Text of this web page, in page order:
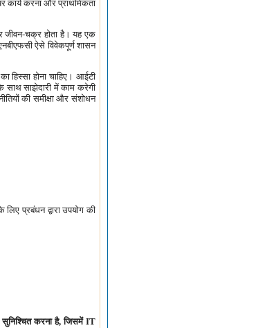
कार्य करना और प्राथमिकता
जीवन-चक्र होता है। यह एक
ऐसे विवेकपूर्ण शासन
होना चाहिए। आईटी
साथ साझेदारी में काम करेगी
की समीक्षा और संशोधन
प्रबंधन द्वारा उपयोग की
सुनिश्चित करना है, जिसमें IT